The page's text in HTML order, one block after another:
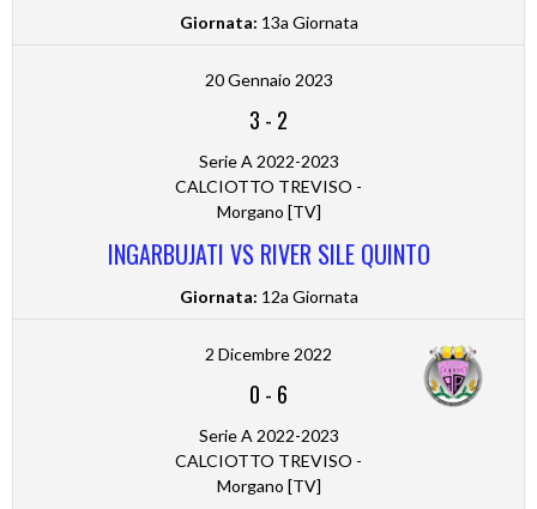
Giornata: 13a Giornata
20 Gennaio 2023
3 - 2
Serie A 2022-2023
CALCIOTTO TREVISO -
Morgano [TV]
INGARBUJATI VS RIVER SILE QUINTO
Giornata: 12a Giornata
2 Dicembre 2022
0 - 6
Serie A 2022-2023
CALCIOTTO TREVISO -
Morgano [TV]